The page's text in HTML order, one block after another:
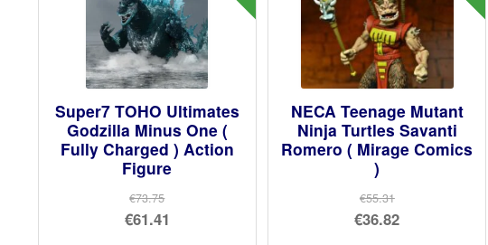
Super7 TOHO Ultimates
Godzilla Minus One (
Fully Charged ) Action
Figure
€73.75
El
€61.41
NECA Teenage Mutant
Ninja Turtles Savanti
Romero ( Mirage Comics
)
€55.31
El
€36.82